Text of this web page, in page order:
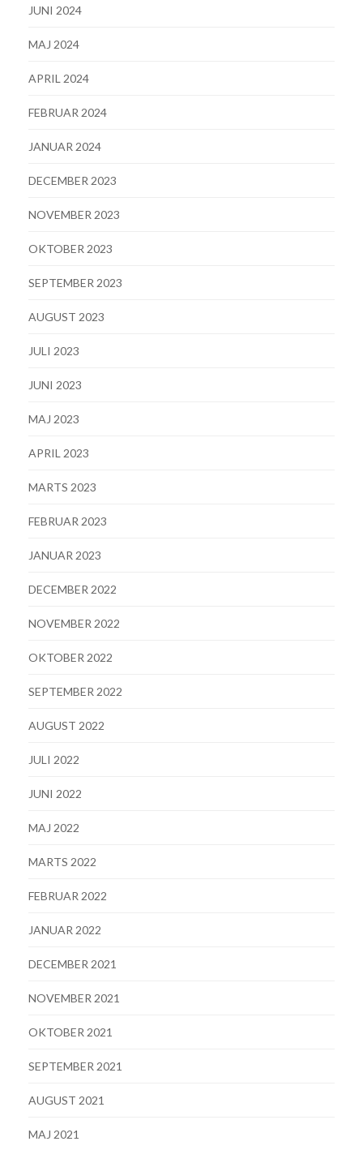
JUNI 2024
MAJ 2024
APRIL 2024
FEBRUAR 2024
JANUAR 2024
DECEMBER 2023
NOVEMBER 2023
OKTOBER 2023
SEPTEMBER 2023
AUGUST 2023
JULI 2023
JUNI 2023
MAJ 2023
APRIL 2023
MARTS 2023
FEBRUAR 2023
JANUAR 2023
DECEMBER 2022
NOVEMBER 2022
OKTOBER 2022
SEPTEMBER 2022
AUGUST 2022
JULI 2022
JUNI 2022
MAJ 2022
MARTS 2022
FEBRUAR 2022
JANUAR 2022
DECEMBER 2021
NOVEMBER 2021
OKTOBER 2021
SEPTEMBER 2021
AUGUST 2021
MAJ 2021